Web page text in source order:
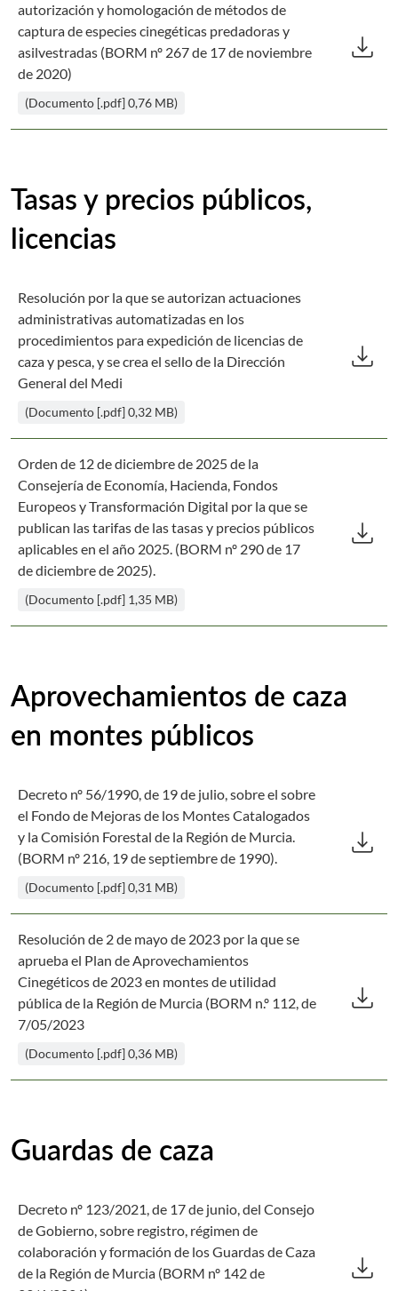
autorización y homologación de métodos de
captura de especies cinegéticas predadoras y
asilvestradas (BORM nº 267 de 17 de noviembre
de 2020)
(Documento [.pdf] 0,76 MB)
download
Tasas y precios públicos,
licencias
Resolución por la que se autorizan actuaciones
administrativas automatizadas en los
procedimientos para expedición de licencias de
caza y pesca, y se crea el sello de la Dirección
General del Medi
(Documento [.pdf] 0,32 MB)
download
Orden de 12 de diciembre de 2025 de la
Consejería de Economía, Hacienda, Fondos
Europeos y Transformación Digital por la que se
publican las tarifas de las tasas y precios públicos
aplicables en el año 2025. (BORM nº 290 de 17
de diciembre de 2025).
(Documento [.pdf] 1,35 MB)
download
Aprovechamientos de caza
en montes públicos
Decreto nº 56/1990, de 19 de julio, sobre el sobre
el Fondo de Mejoras de los Montes Catalogados
y la Comisión Forestal de la Región de Murcia.
(BORM nº 216, 19 de septiembre de 1990).
(Documento [.pdf] 0,31 MB)
download
Resolución de 2 de mayo de 2023 por la que se
aprueba el Plan de Aprovechamientos
Cinegéticos de 2023 en montes de utilidad
pública de la Región de Murcia (BORM n.º 112, de
7/05/2023
(Documento [.pdf] 0,36 MB)
download
Guardas de caza
Decreto nº 123/2021, de 17 de junio, del Consejo
de Gobierno, sobre registro, régimen de
colaboración y formación de los Guardas de Caza
de la Región de Murcia (BORM nº 142 de
download